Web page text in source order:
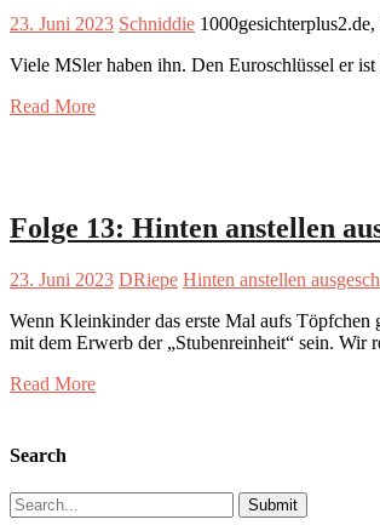
23. Juni 2023 Schniddie
Viele MSler haben ihn. Den Euroschlüssel er
Read More
Folge 13: Hinten anstellen
23. Juni 2023 DRiepe Hinten anstellen
Wenn Kleinkinder das erste Mal aufs Töpfchen
mit dem Erwerb der „Stubenreinheit“ sein. Wir
Read More
Search
Search